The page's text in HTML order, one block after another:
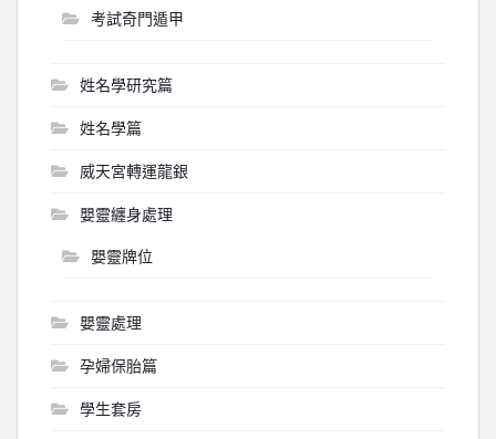
考試奇門遁甲
姓名學研究篇
姓名學篇
威天宮轉運龍銀
嬰靈纏身處理
嬰靈牌位
嬰靈處理
孕婦保胎篇
學生套房